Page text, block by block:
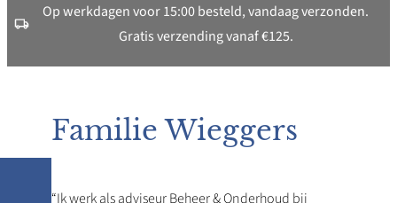
Op werkdagen voor 15:00 besteld, vandaag verzonden.
Gratis verzending vanaf €125.
Familie Wieggers
“Ik werk als adviseur Beheer & Onderhoud bij